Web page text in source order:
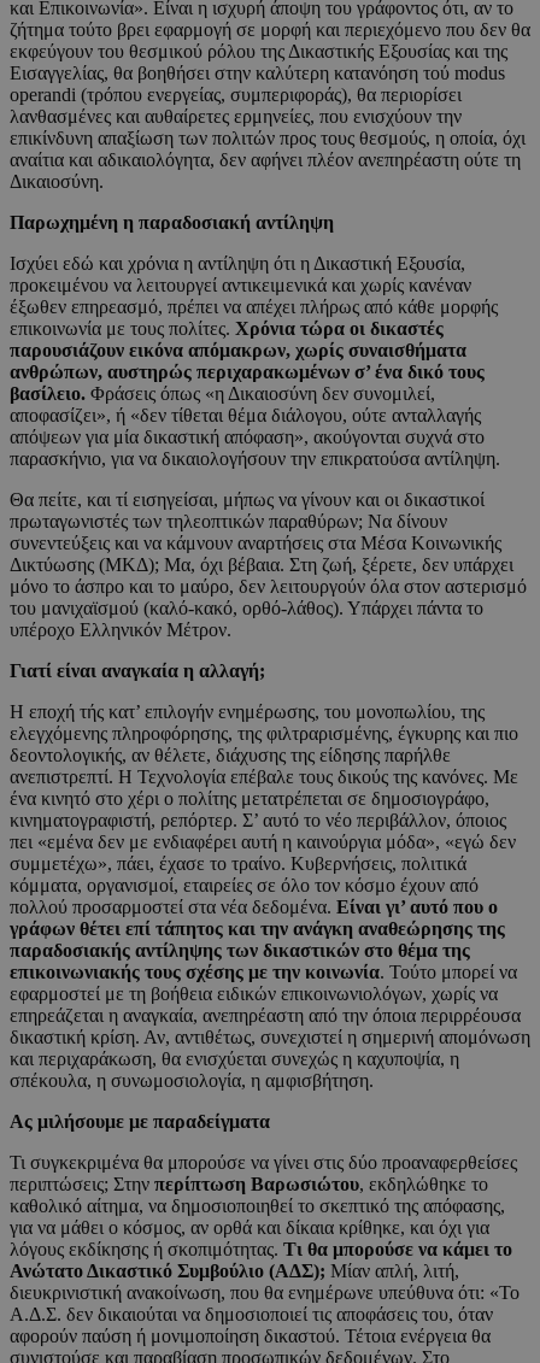
και Επικοινωνία». Είναι η ισχυρή άποψη του γράφοντος ότι, αν το
ζήτημα τούτο βρει εφαρμογή σε μορφή και περιεχόμενο που δεν θα
εκφεύγουν του θεσμικού ρόλου της Δικαστικής Εξουσίας και της
Εισαγγελίας, θα βοηθήσει στην καλύτερη κατανόηση τού modus
operandi (τρόπου ενεργείας, συμπεριφοράς), θα περιορίσει
λανθασμένες και αυθαίρετες ερμηνείες, που ενισχύουν την
επικίνδυνη απαξίωση των πολιτών προς τους θεσμούς, η οποία, όχι
αναίτια και αδικαιολόγητα, δεν αφήνει πλέον ανεπηρέαστη ούτε τη
Δικαιοσύνη.
Παρωχημένη η παραδοσιακή αντίληψη
Ισχύει εδώ και χρόνια η αντίληψη ότι η Δικαστική Εξουσία,
προκειμένου να λειτουργεί αντικειμενικά και χωρίς κανέναν
έξωθεν επηρεασμό, πρέπει να απέχει πλήρως από κάθε μορφής
επικοινωνία με τους πολίτες. Χρόνια τώρα οι δικαστές
παρουσιάζουν εικόνα απόμακρων, χωρίς συναισθήματα
ανθρώπων, αυστηρώς περιχαρακωμένων σ’ ένα δικό τους
βασίλειο. Φράσεις όπως «η Δικαιοσύνη δεν συνομιλεί,
αποφασίζει», ή «δεν τίθεται θέμα διάλογου, ούτε ανταλλαγής
απόψεων για μία δικαστική απόφαση», ακούγονται συχνά στο
παρασκήνιο, για να δικαιολογήσουν την επικρατούσα αντίληψη.
Θα πείτε, και τί εισηγείσαι, μήπως να γίνουν και οι δικαστικοί
πρωταγωνιστές των τηλεοπτικών παραθύρων; Να δίνουν
συνεντεύξεις και να κάμνουν αναρτήσεις στα Μέσα Κοινωνικής
Δικτύωσης (ΜΚΔ); Μα, όχι βέβαια. Στη ζωή, ξέρετε, δεν υπάρχει
μόνο το άσπρο και το μαύρο, δεν λειτουργούν όλα στον αστερισμό
του μανιχαϊσμού (καλό-κακό, ορθό-λάθος). Υπάρχει πάντα το
υπέροχο Ελληνικόν Μέτρον.
Γιατί είναι αναγκαία η αλλαγή;
Η εποχή τής κατ’ επιλογήν ενημέρωσης, του μονοπωλίου, της
ελεγχόμενης πληροφόρησης, της φιλτραρισμένης, έγκυρης και πιο
δεοντολογικής, αν θέλετε, διάχυσης της είδησης παρήλθε
ανεπιστρεπτί. Η Τεχνολογία επέβαλε τους δικούς της κανόνες. Με
ένα κινητό στο χέρι ο πολίτης μετατρέπεται σε δημοσιογράφο,
κινηματογραφιστή, ρεπόρτερ. Σ’ αυτό το νέο περιβάλλον, όποιος
πει «εμένα δεν με ενδιαφέρει αυτή η καινούργια μόδα», «εγώ δεν
συμμετέχω», πάει, έχασε το τραίνο. Κυβερνήσεις, πολιτικά
κόμματα, οργανισμοί, εταιρείες σε όλο τον κόσμο έχουν από
πολλού προσαρμοστεί στα νέα δεδομένα. Είναι γι’ αυτό που ο
γράφων θέτει επί τάπητος και την ανάγκη αναθεώρησης της
παραδοσιακής αντίληψης των δικαστικών στο θέμα της
επικοινωνιακής τους σχέσης με την κοινωνία. Τούτο μπορεί να
εφαρμοστεί με τη βοήθεια ειδικών επικοινωνιολόγων, χωρίς να
επηρεάζεται η αναγκαία, ανεπηρέαστη από την όποια περιρρέουσα
δικαστική κρίση. Αν, αντιθέτως, συνεχιστεί η σημερινή απομόνωση
και περιχαράκωση, θα ενισχύεται συνεχώς η καχυποψία, η
σπέκουλα, η συνωμοσιολογία, η αμφισβήτηση.
Ας μιλήσουμε με παραδείγματα
Τι συγκεκριμένα θα μπορούσε να γίνει στις δύο προαναφερθείσες
περιπτώσεις; Στην περίπτωση Βαρωσιώτου, εκδηλώθηκε το
καθολικό αίτημα, να δημοσιοποιηθεί το σκεπτικό της απόφασης,
για να μάθει ο κόσμος, αν ορθά και δίκαια κρίθηκε, και όχι για
λόγους εκδίκησης ή σκοπιμότητας. Τι θα μπορούσε να κάμει το
Ανώτατο Δικαστικό Συμβούλιο (ΑΔΣ); Μίαν απλή, λιτή,
διευκρινιστική ανακοίνωση, που θα ενημέρωνε υπεύθυνα ότι: «Το
Α.Δ.Σ. δεν δικαιούται να δημοσιοποιεί τις αποφάσεις του, όταν
αφορούν παύση ή μονιμοποίηση δικαστού. Τέτοια ενέργεια θα
συνιστούσε και παραβίαση προσωπικών δεδομένων. Στο